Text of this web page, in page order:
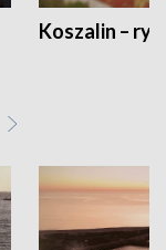
Koszalin –